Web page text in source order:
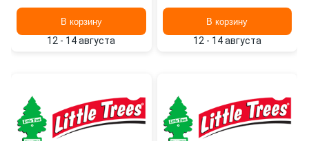
В корзину
12 - 14 августа
В корзину
12 - 14 августа